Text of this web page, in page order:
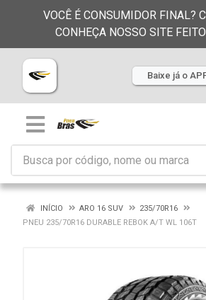
VOCÊ É CONSUMIDOR FINAL?
CONHEÇA NOSSO SITE
Baixe já o
INÍCIO ARO 16 SUV
235/70R16
PNEU 235/70R16 DURABLE REBOK A/T WL 106T